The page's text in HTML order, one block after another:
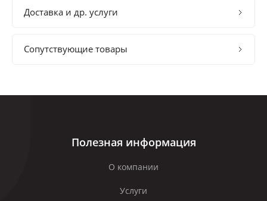
Доставка и др. услуги
Сопутствующие товары
Полезная информация
О компании
Услуги